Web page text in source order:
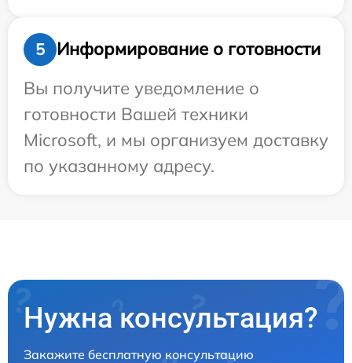
5
Информирование о готовности
Вы получите уведомление о
готовности Вашей техники
Microsoft, и мы организуем доставку
по указанному адресу.
Нужна консультация?
Закажите бесплатную консультацию